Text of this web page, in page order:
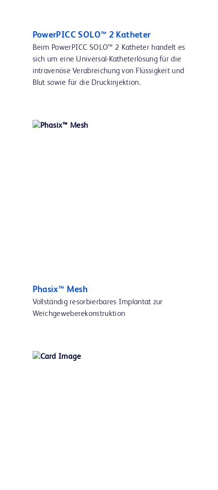
PowerPICC SOLO™ 2 Katheter
Beim PowerPICC SOLO™ 2 Katheter handelt es
sich um eine Universal-Katheterlösung für die
intravenöse Verabreichung von Flüssigkeit und
Blut sowie für die Druckinjektion.
Phasix™ Mesh
Vollständig resorbierbares Implantat zur
Weichgeweberekonstruktion